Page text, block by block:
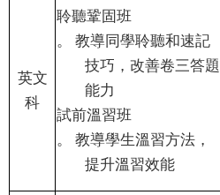
英文
科
聆聽鞏固班
。 教導同學聆聽和速記
技巧，改善卷三答題
能力
試前溫習班
。 教導學生溫習方法，
提升溫習效能